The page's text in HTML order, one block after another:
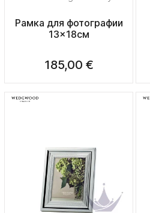
Рамка для фотографии
13x18см
185,00 €